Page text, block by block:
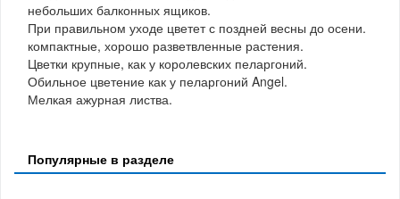
небольших балконных ящиков.
При правильном уходе цветет с поздней весны до осени.
компактные, хорошо разветвленные растения.
Цветки крупные, как у королевских пеларгоний.
Обильное цветение как у пеларгоний Angel.
Мелкая ажурная листва.
Популярные в разделе